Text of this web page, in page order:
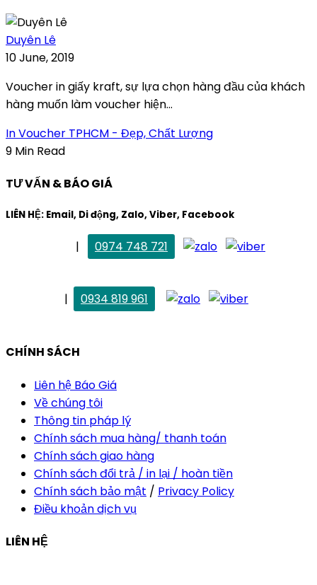
Duyên Lê
10 June, 2019
Voucher in giấy kraft, sự lựa chọn hàng đầu của khách
hàng muốn làm voucher hiện...
In Voucher TPHCM - Đẹp, Chất Lượng
9 Min Read
TƯ VẤN & BÁO GIÁ
LIÊN HỆ: Email, Di động, Zalo, Viber, Facebook
|
0974 748 721
|
0934 819 961
CHÍNH SÁCH
Liên hệ Báo Giá
Về chúng tôi
Thông tin pháp lý
Chính sách mua hàng/ thanh toán
Chính sách giao hàng
Chính sách đổi trả / in lại / hoàn tiền
Chính sách bảo mật / Privacy Policy
Điều khoản dịch vụ
LIÊN HỆ